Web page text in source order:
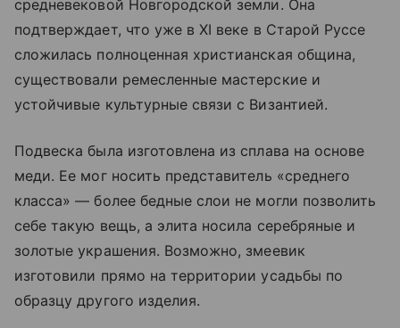
средневековой Новгородской земли. Она
подтверждает, что уже в XI веке в Старой Руссе
сложилась полноценная христианская община,
существовали ремесленные мастерские и
устойчивые культурные связи с Византией.
Подвеска была изготовлена из сплава на основе
меди. Ее мог носить представитель «среднего
класса» — более бедные слои не могли позволить
себе такую вещь, а элита носила серебряные и
золотые украшения. Возможно, змеевик
изготовили прямо на территории усадьбы по
образцу другого изделия.